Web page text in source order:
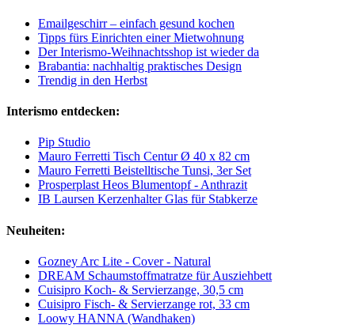
Emailgeschirr – einfach gesund kochen
Tipps fürs Einrichten einer Mietwohnung
Der Interismo-Weihnachtsshop ist wieder da
Brabantia: nachhaltig praktisches Design
Trendig in den Herbst
Interismo entdecken:
Pip Studio
Mauro Ferretti Tisch Centur Ø 40 x 82 cm
Mauro Ferretti Beistelltische Tunsi, 3er Set
Prosperplast Heos Blumentopf - Anthrazit
IB Laursen Kerzenhalter Glas für Stabkerze
Neuheiten:
Gozney Arc Lite - Cover - Natural
DREAM Schaumstoffmatratze für Ausziehbett
Cuisipro Koch- & Servierzange, 30,5 cm
Cuisipro Fisch- & Servierzange rot, 33 cm
Loowy HANNA (Wandhaken)